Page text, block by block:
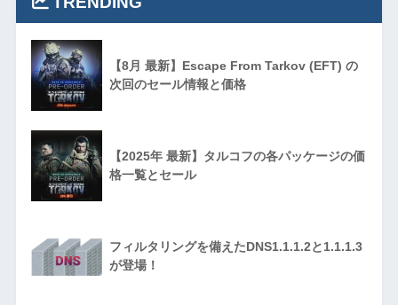
【8月 最新】Escape From Tarkov (EFT) の
次回のセール情報と価格
【2025年 最新】タルコフの各パッケージの価
格一覧とセール
フィルタリングを備えたDNS1.1.1.2と1.1.1.3
が登場！